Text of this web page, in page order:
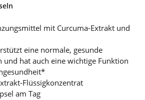
mit Curcuma-Extrakt und
eine normale, gesunde
und hat auch eine wichtige Funktion
Flüssigkonzentrat
am Tag